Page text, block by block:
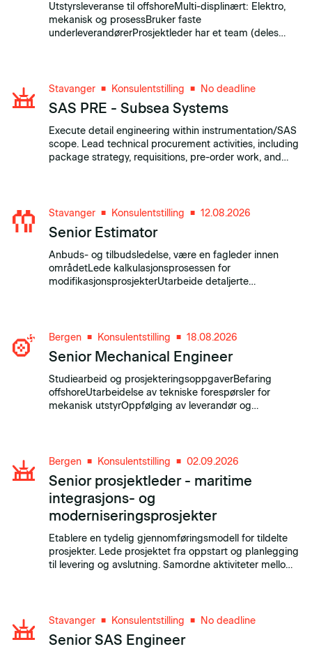
Utstyrsleveranse til offshoreMulti-displinært: Elektro,
mekanisk og prosessBruker faste
underleverandørerProsjektleder har et team (deles
Stavanger ■ Konsulentstilling ■ No deadline
SAS PRE - Subsea Systems
Execute detail engineering within instrumentation/SAS
scope. Lead technical procurement activities, including
package strategy, requisitions, pre-order work, and
Stavanger ■ Konsulentstilling ■ 12.08.2026
Senior Estimator
Anbuds- og tilbudsledelse, være en fagleder innen
områdetLede kalkulasjonsprosessen for
modifikasjonsprosjekterUtarbeide detaljerte
Bergen ■ Konsulentstilling ■ 18.08.2026
Senior Mechanical Engineer
Studiearbeid og prosjekteringsoppgaverBefaring
offshoreUtarbeidelse av tekniske forespørsler for
mekanisk utstyrOppfølging av leverandør og
Bergen ■ Konsulentstilling ■ 02.09.2026
Senior prosjektleder - maritime
integrasjons- og
moderniseringsprosjekter
Etablere en tydelig gjennomføringsmodell for tildelte
prosjekter. Lede prosjektet fra oppstart og planlegging
til levering og avslutning. Samordne aktiviteter mellom
Stavanger ■ Konsulentstilling ■ No deadline
Senior SAS Engineer